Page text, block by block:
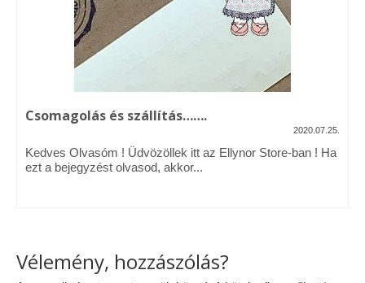
Galéria
Hasznos információk
Vásárok, ahol velem is találkozhattál…
Alapanyagok, kellékek
A termékek tisztítása
Ellynor története
Csomagolás és szállítás…….
2020.07.25.
Kedves Olvasóm ! Üdvözöllek itt az Ellynor Store-ban ! Ha
ezt a bejegyzést olvasod, akkor...
Vélemény, hozzászólás?